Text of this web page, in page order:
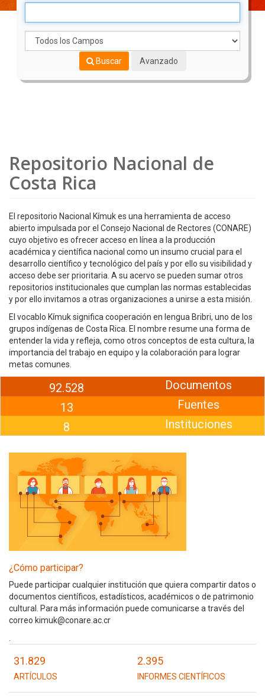
Buscar Avanzado
Repositorio Nacional de
Costa Rica
El repositorio Nacional Kímuk es una herramienta de acceso
abierto impulsada por el Consejo Nacional de Rectores (CONARE)
cuyo objetivo es ofrecer acceso en línea a la producción
académica y científica nacional como un insumo crucial para el
desarrollo científico y tecnológico del país y por ello su visibilidad y
acceso debe ser prioritaria. A su acervo se pueden sumar otros
repositorios institucionales que cumplan las normas establecidas
y por ello invitamos a otras organizaciones a unirse a esta misión.
El vocablo Kímuk significa cooperación en lengua Bribri, uno de los
grupos indígenas de Costa Rica. El nombre resume una forma de
entender la vida y refleja, como otros conceptos de esta cultura, la
importancia del trabajo en equipo y la colaboración para lograr
metas comunes.
92.528
13
8
Documentos
Fuentes
Instituciones
¿Cómo participar?
Puede participar cualquier institución que quiera compartir datos o
documentos científicos, estadísticos, académicos o de patrimonio
cultural. Para más información puede comunicarse a través del
correo kimuk@conare.ac.cr
31.829
ARTÍCULOS
2.395
INFORMES CIENTÍFICOS